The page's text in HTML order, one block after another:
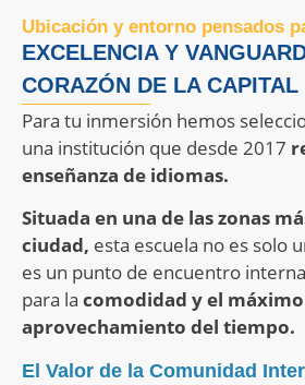
Ubicación y entorno pensados
EXCELENCIA Y
CORAZÓN DE LA CAPITAL
Para tu inmersión hemos
una institución que desde 2017
enseñanza de idiomas.
Situada en una de las zonas
ciudad, esta escuela no es solo
es un punto de encuentro
para la comodidad y el máximo
aprovechamiento del tiempo.
El Valor de la Comunidad